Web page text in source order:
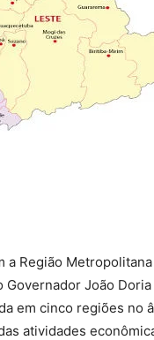
Região
João
em cinco regiões no
atividades